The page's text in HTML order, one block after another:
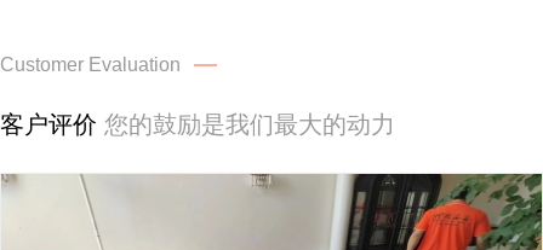
Customer Evaluation
客户评价 您的鼓励是我们最大的动力